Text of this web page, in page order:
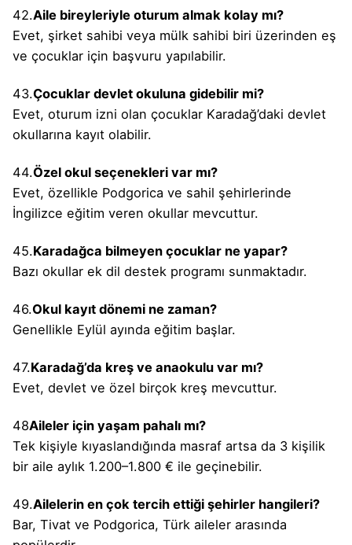
42.Aile bireyleriyle oturum almak kolay mı?
Evet, şirket sahibi veya mülk sahibi biri üzerinden eş
ve çocuklar için başvuru yapılabilir.
43.Çocuklar devlet okuluna gidebilir mi?
Evet, oturum izni olan çocuklar Karadağ’daki devlet
okullarına kayıt olabilir.
44.Özel okul seçenekleri var mı?
Evet, özellikle Podgorica ve sahil şehirlerinde
İngilizce eğitim veren okullar mevcuttur.
45.Karadağca bilmeyen çocuklar ne yapar?
Bazı okullar ek dil destek programı sunmaktadır.
46.Okul kayıt dönemi ne zaman?
Genellikle Eylül ayında eğitim başlar.
47.Karadağ’da kreş ve anaokulu var mı?
Evet, devlet ve özel birçok kreş mevcuttur.
48Aileler için yaşam pahalı mı?
Tek kişiyle kıyaslandığında masraf artsa da 3 kişilik
bir aile aylık 1.200–1.800 € ile geçinebilir.
49.Ailelerin en çok tercih ettiği şehirler hangileri?
Bar, Tivat ve Podgorica, Türk aileler arasında